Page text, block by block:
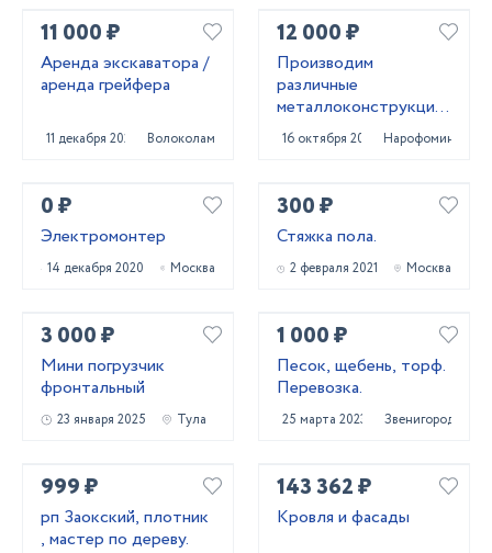
11 000 ₽
Аренда экскаватора /
аренда грейфера
11 декабря 2020 Волоколамск
12 000 ₽
Производим
различные
металлоконструкции
для дома и бизнеса
16 октября 2024 Нарофоминск
0 ₽
Электромонтер
14 декабря 2020 Москва
300 ₽
Стяжка пола.
2 февраля 2021 Москва
3 000 ₽
Мини погрузчик
фронтальный
23 января 2025 Тула
1 000 ₽
Песок, щебень, торф.
Перевозка.
25 марта 2023 Звенигород
999 ₽
рп Заокский, плотник
, мастер по дереву.
143 362 ₽
Кровля и фасады